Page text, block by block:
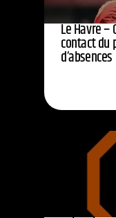
Le Havre –
contact du
d’absences